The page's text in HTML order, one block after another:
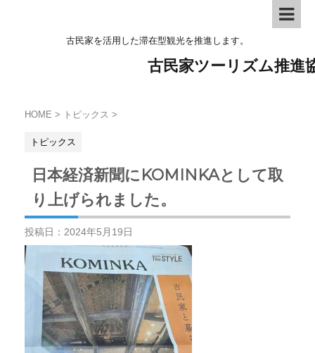
古民家を活用した滞在型観光を推進します。
古民家ツーリズム推進
HOME > トピックス >
トピックス
日本経済新聞にKOMINKAとして取
り上げられました。
投稿日： 2024年5月19日